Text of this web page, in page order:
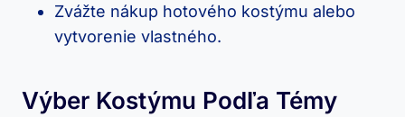
Zvážte nákup hotového kostýmu alebo
vytvorenie vlastného.
Výber Kostýmu Podľa Témy